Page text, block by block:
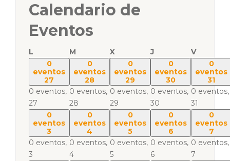
Calendario de
Eventos
L M X J
V
0
eventos
27
0 eventos,
27
0
eventos
28
0 eventos,
28
0
eventos
29
0 eventos,
29
0
eventos
30
0 eventos,
30
0
eventos
31
0 eventos,
31
0
eventos
3
0 eventos,
3
0
eventos
4
0 eventos,
4
0
eventos
5
0 eventos,
5
0
eventos
6
0 eventos,
6
0
eventos
7
0 eventos,
7